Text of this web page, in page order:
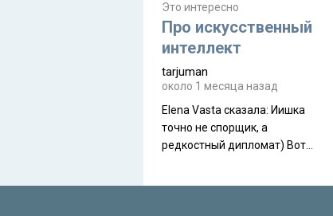
комплектации составляет
около 845 г. Палатка весит
менее
южной тайги
Это интересно
Про искусственный
интеллект
tarjuman
около 1 месяца назад
Elena Vasta сказалa: Иишка
точно не спорщик, а
редкостный дипломат) Вот,